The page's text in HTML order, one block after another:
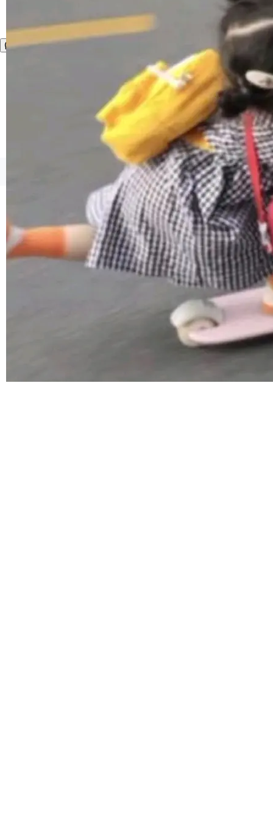
整性保护。效果是：吞吐量提升 41%，每 token
成本降低 30%，精度不变。 FP8 省的不仅是显
存 KV cache 是推理时最吃显...
让语音识别不再只是听清，而是真正听懂。通过
先理解你的语境和意图，再把准确的文字直接给
到你。从“逐字转写、单点优化”演进为“理解语
境、兼容场景、一键直出”。 Hy ASR 3.0 previe
w 不要求标准普通话，方言识别覆盖粤语、吴语
等 10 大方言片区和 20 余个二级小片区。在开
源评测集中，Hy ASR 3.0 preview 在多语种的
©OSCHINA(OSChina.NET) 京ICP备2025119063号